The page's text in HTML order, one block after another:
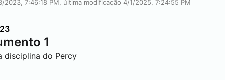
2023, 7:46:18 PM, última modificação 4/1/2025, 7:24:55 PM
1
disciplina do Percy